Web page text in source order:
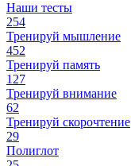
Наши тесты
254
Тренируй мышление
452
Тренируй память
127
Тренируй внимание
62
Тренируй скорочтение
29
Полиглот